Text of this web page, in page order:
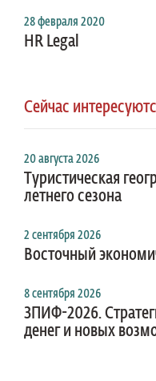
28 февраля 2020
HR Legal
Сейчас
20 августа 2026
Туристическая
летнего сезона
2 сентября 2026
Восточный
8 сентября 2026
ЗПИФ-2026.
денег и новых